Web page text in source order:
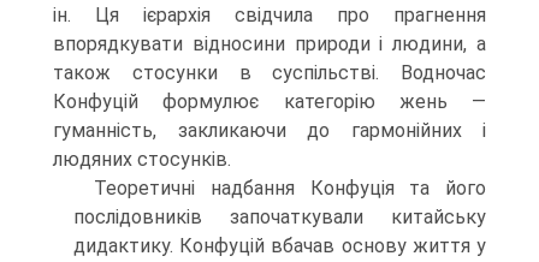
ін. Ця ієрархія свідчила про прагнення
впорядкувати відносини природи і людини, а
також стосунки в суспільстві. Водночас
Конфуцій формулює категорію жень —
гуманність, закликаючи до гармонійних і
людяних стосунків.
Теоретичні надбання Конфуція та його
послідовників започаткували китайську
дидактику. Конфуцій вбачав основу життя у